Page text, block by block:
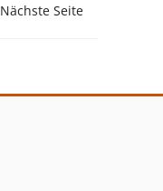
Nächste Seite